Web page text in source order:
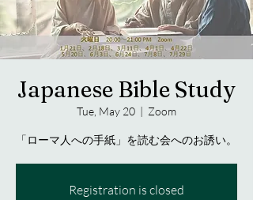
Japanese Bible Study
Tue, May 20
  |
Zoom
「ローマ人への手紙」を読む会へのお誘い。
Registration is closed